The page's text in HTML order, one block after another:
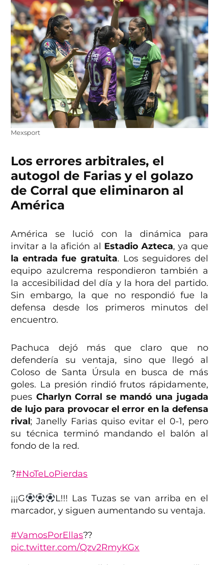
Mexsport
Los errores arbitrales, el
autogol de Farias y el golazo
de Corral que eliminaron al
América
América se lució con la dinámica para
invitar a la afición al Estadio Azteca, ya que
la entrada fue gratuita. Los seguidores del
equipo azulcrema respondieron también a
la accesibilidad del día y la hora del partido.
Sin embargo, la que no respondió fue la
defensa desde los primeros minutos del
encuentro.
Pachuca dejó más que claro que no
defendería su ventaja, sino que llegó al
Coloso de Santa Úrsula en busca de más
goles. La presión rindió frutos rápidamente,
pues Charlyn Corral se mandó una jugada
de lujo para provocar el error en la defensa
rival; Janelly Farias quiso evitar el 0-1, pero
su técnica terminó mandando el balón al
fondo de la red.
?#NoTeLoPierdas
¡¡¡G
L!!! Las Tuzas se van arriba en el
marcador, y siguen aumentando su ventaja.
#VamosPorEllas??
pic.twitter.com/Qzv2RmyKGx